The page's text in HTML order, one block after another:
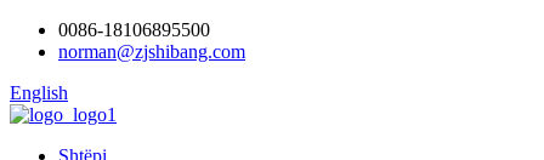
0086-18106895500
norman@zjshibang.com
English
Shtëpi